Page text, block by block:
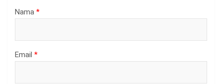
Nama *
Email *